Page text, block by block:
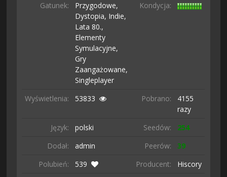
Gatunek:
Przygodowe,
Dystopia, Indie,
Lata 80.,
Elementy
Symulacyjne,
Gry
Zaangażowane,
Singleplayer
Kondycja:
Wyświetlenia: 53833 Pobrano:
4155
razy
Język:
polski Seedów:
254
Dodał:
admin Peerów:
39
Polubień:
539 Producent:
Hiscory